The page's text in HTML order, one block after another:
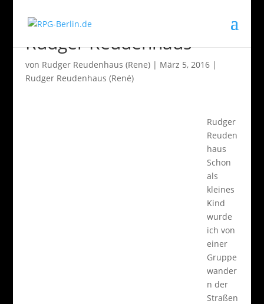
Rudger Reudenhaus
von Rudger Reudenhaus (Rene)| März 5, 2016|
Rudger Reudenhaus (René)
Rudger
Reuden
haus
Schon
als
kleines
Kind
wurde
ich von
einer
Gruppe
wander
n der
Straßen